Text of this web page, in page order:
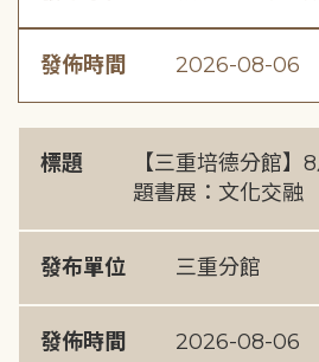
發佈時間 2026-08-06
標題
【三重培德分館】
題書展：文化交融
發布單位 三重分館
發佈時間 2026-08-06